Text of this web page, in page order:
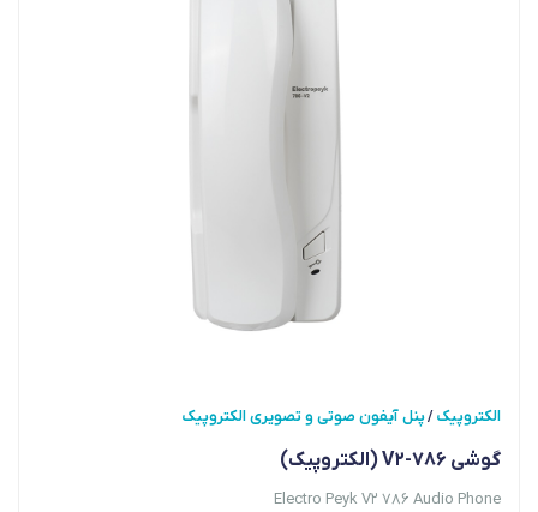
الکتروپیک/پنل آیفون صوتی و تصویری الکتروپیک
گوشی V2-786 (الکتروپیک)
Electro Peyk V2 786 Audio Phone